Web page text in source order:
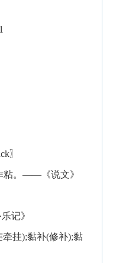
〗
粘。——《说文》
记》
挂);黏补(修补);黏